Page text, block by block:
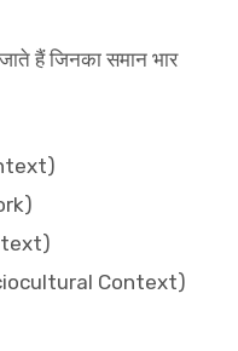
हैं जिनका समान भार
Context)